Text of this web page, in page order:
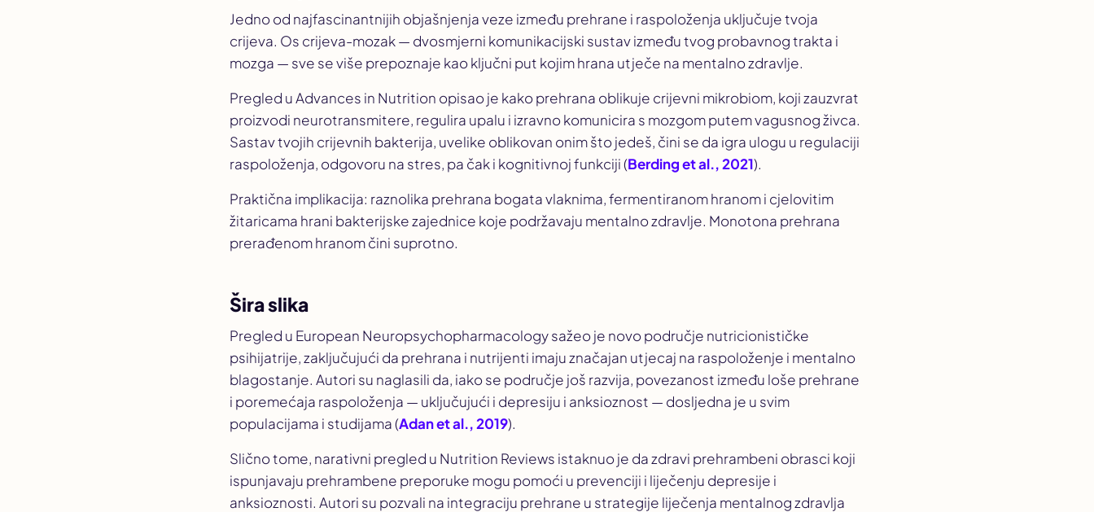
Jedno od najfascinantnijih objašnjenja veze između prehrane i raspoloženja uključuje tvoja
crijeva. Os crijeva-mozak — dvosmjerni komunikacijski sustav između tvog probavnog trakta i
mozga — sve se više prepoznaje kao ključni put kojim hrana utječe na mentalno zdravlje.
Pregled uAdvances in Nutrition opisao je kako prehrana oblikuje crijevni mikrobiom, koji zauzvrat
proizvodi neurotransmitere, regulira upalu i izravno komunicira s mozgom putem vagusnog živca.
Sastav tvojih crijevnih bakterija, uvelike oblikovan onim što jedeš, čini se da igra ulogu u regulaciji
raspoloženja, odgovoru na stres, pa čak i kognitivnoj funkciji (Berding et al., 2021).
Praktična implikacija: raznolika prehrana bogata vlaknima, fermentiranom hranom i cjelovitim
žitaricama hrani bakterijske zajednice koje podržavaju mentalno zdravlje. Monotona prehrana
prerađenom hranom čini suprotno.
Šira slika
Pregled u European Neuropsychopharmacologysažeo je novo područje nutricionističke
psihijatrije, zaključujući da prehrana i nutrijenti imaju značajan utjecaj na raspoloženje i mentalno
blagostanje. Autori su naglasili da, iako se područje još razvija, povezanost između loše prehrane
i poremećaja raspoloženja — uključujući i depresiju i anksioznost — dosljedna je u svim
populacijama i studijama (Adan et al., 2019).
Slično tome, narativni pregled u Nutrition Reviews istaknuo je da zdravi prehrambeni obrasci koji
ispunjavaju prehrambene preporuke mogu pomoći u prevenciji i liječenju depresije i
anksioznosti. Autori su pozvali na integraciju prehrane u strategije liječenja mentalnog zdravlja